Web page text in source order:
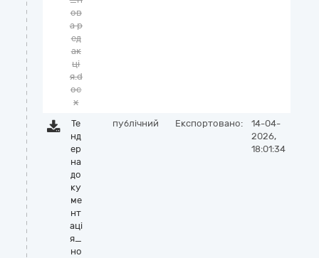
ов
а р
ед
ак
ці
я.d
oc
x
Те
нд
ер
на
до
ку
ме
нт
аці
я_
но
публічний Експортовано:
14-04-
2026,
18:01:34